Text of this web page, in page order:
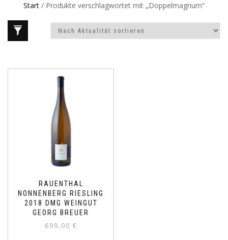
Start / Produkte verschlagwortet mit „Doppelmagnum“
RAUENTHAL
NONNENBERG RIESLING
2018 DMG WEINGUT
GEORG BREUER
699,00 €